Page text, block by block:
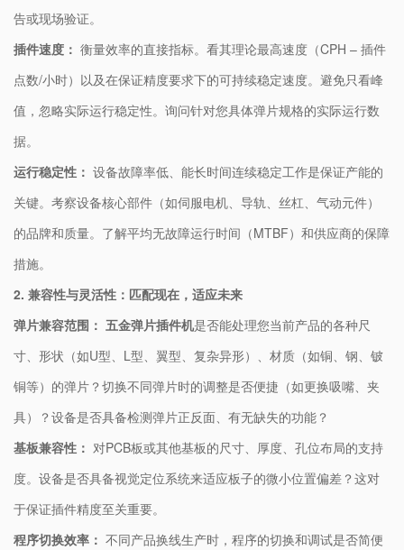
告或现场验证。
​插件速度：​ ​ 衡量效率的直接指标。看其理论最高速度（CPH – 插件
点数/小时）以及在保证精度要求下的可持续稳定速度。避免只看峰
值，忽略实际运行稳定性。询问针对您具体弹片规格的实际运行数
据。
​运行稳定性：​ ​ 设备故障率低、能长时间连续稳定工作是保证产能的
关键。考察设备核心部件（如伺服电机、导轨、丝杠、气动元件）
的品牌和质量。了解平均无故障运行时间（MTBF）和供应商的保障
措施。
​2. 兼容性与灵活性：匹配现在，适应未来​
​弹片兼容范围：​ ​五金弹片插件机​​是否能处理您当前产品的各种尺
寸、形状（如U型、L型、翼型、复杂异形）、材质（如铜、钢、铍
铜等）的弹片？切换不同弹片时的调整是否便捷（如更换吸嘴、夹
具）？设备是否具备检测弹片正反面、有无缺失的功能？
​基板兼容性：​ ​ 对PCB板或其他基板的尺寸、厚度、孔位布局的支持
度。设备是否具备视觉定位系统来适应板子的微小位置偏差？这对
于保证插件精度至关重要。
​程序切换效率：​ ​ 不同产品换线生产时，程序的切换和调试是否简便